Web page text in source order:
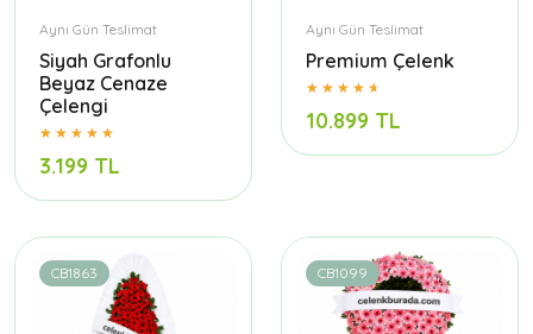
Aynı Gün Teslimat
Siyah Grafonlu
Beyaz Cenaze
Çelengi
3.199 TL
Aynı Gün Teslimat
Premium Çelenk
10.899 TL
CB1863 CB1099